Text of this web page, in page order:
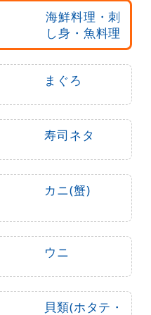
海鮮料理・刺
し身・魚料理
まぐろ
寿司ネタ
カニ(蟹)
ウニ
貝類(ホタテ・